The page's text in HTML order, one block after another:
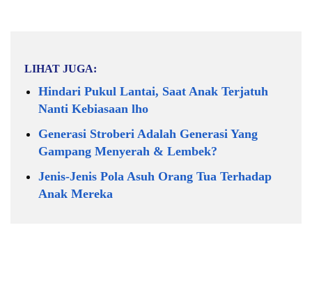
LIHAT JUGA:
Hindari Pukul Lantai, Saat Anak Terjatuh
Nanti Kebiasaan lho
Generasi Stroberi Adalah Generasi Yang
Gampang Menyerah & Lembek?
Jenis-Jenis Pola Asuh Orang Tua Terhadap
Anak Mereka